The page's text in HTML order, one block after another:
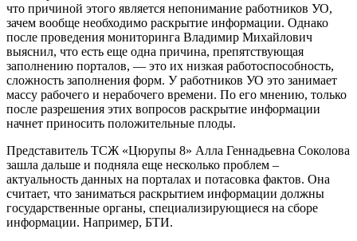
что причиной этого является непонимание работников УО,
зачем вообще необходимо раскрытие информации. Однако
после проведения мониторинга Владимир Михайлович
выяснил, что есть еще одна причина, препятствующая
заполнению порталов, — это их низкая работоспособность,
сложность заполнения форм. У работников УО это занимает
массу рабочего и нерабочего времени. По его мнению, только
после разрешения этих вопросов раскрытие информации
начнет приносить положительные плоды.
Представитель ТСЖ «Цюрупы 8» Алла Геннадьевна Соколова
зашла дальше и подняла еще несколько проблем –
актуальность данных на порталах и потасовка фактов. Она
считает, что заниматься раскрытием информации должны
государственные органы, специализирующиеся на сборе
информации. Например, БТИ.